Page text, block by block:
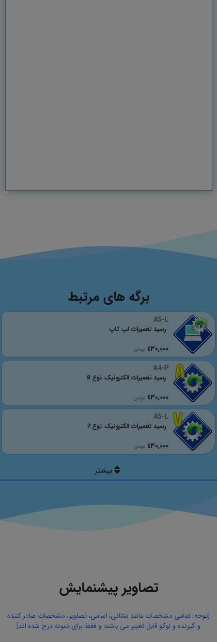
برگه های مرتبط
A5-L
٤٣٠,٠٠٠ تومان
رسید تعمیرات لپ تاپ
A4-P
٤٣٠,٠٠٠ تومان
رسید تعمیرات الکترونیک نوع 8
A5-L
٤٣٠,٠٠٠ تومان
رسید تعمیرات الکترونیک نوع 7
تصاویر پیشنمایش
[توجه: تمامی مشخصات مانند نشانی، اسامی، تصاویر، مشخصات صادر کننده
و گیرنده و لوگو قابل تغییر می باشند و فقط برای نمونه درج شده اند]